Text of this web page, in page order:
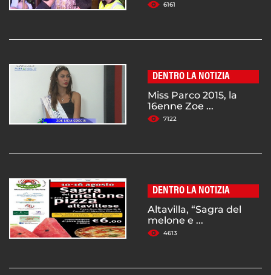
6161
DENTRO LA NOTIZIA
Miss Parco 2015, la
16enne Zoe ...
7122
DENTRO LA NOTIZIA
Altavilla, “Sagra del
melone e ...
4613